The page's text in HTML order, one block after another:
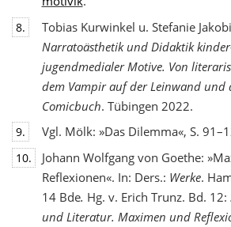
8.
Tobias Kurwinkel u. Stefanie
Narratoästhetik und Didaktik
jugendmedialer Motive. Von
dem Vampir auf der Leinwand und
Comicbuch. Tübingen 2022.
9. Vgl. Mölk: »Das Dilemma«, S.
10.
Johann Wolfgang von Goethe:
Reflexionen«. In: Ders.: Werke.
14 Bde. Hg. v. Erich Trunz. Bd. 12:
und Literatur. Maximen und